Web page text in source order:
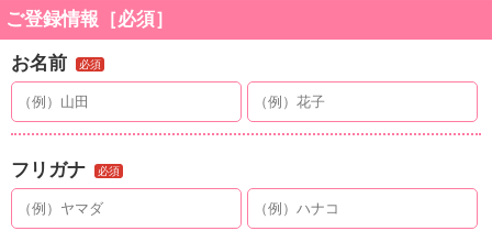
ご登録情報［必須］
お名前 必須
フリガナ 必須